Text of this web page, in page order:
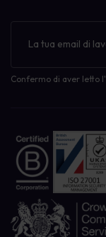
Confermo di aver letto l'